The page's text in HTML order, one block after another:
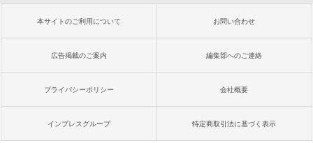
本サイトのご利用について お問い合わせ
広告掲載のご案内 編集部へのご連絡
プライバシーポリシー 会社概要
インプレスグループ 特定商取引法に基づく表示